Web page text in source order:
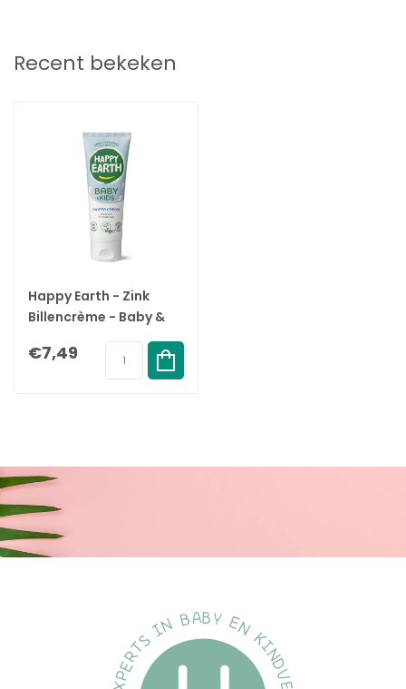
Recent bekeken
Happy Earth - Zink
Billencrème - Baby &
€7,49